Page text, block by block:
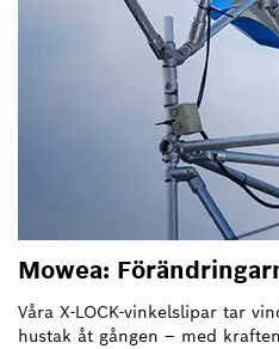
Mowea:
Våra X-LOCK-vinkelslipar tar
hustak åt gången – med